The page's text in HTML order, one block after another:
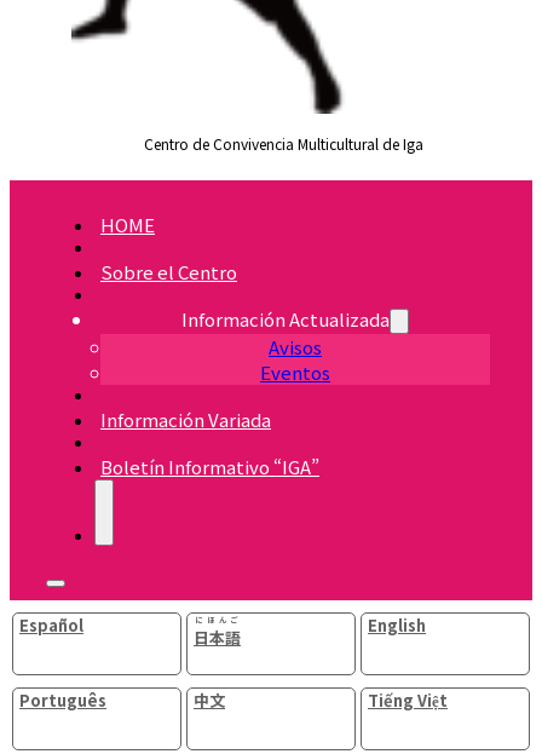
Centro de Convivencia Multicultural de Iga
HOME
Sobre el Centro
Información Actualizada
Avisos
Eventos
Información Variada
Boletín Informativo “IGA”
Español
日本語
にほんご English
Português 中文 Tiếng Việt